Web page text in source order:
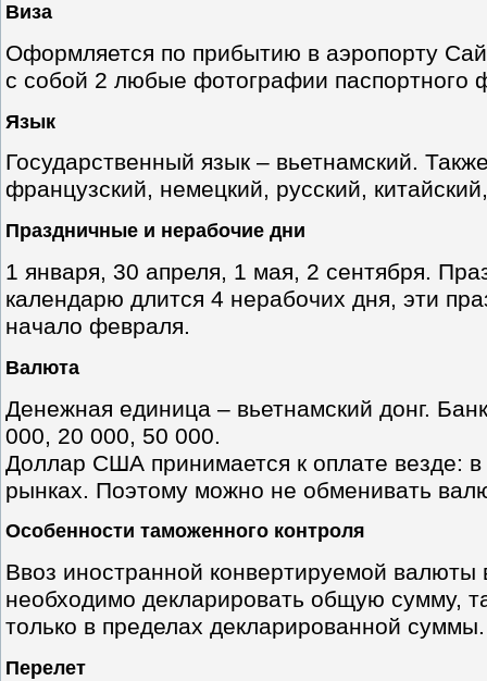
Виза
Оформляется по прибытию в аэропорту
с собой 2 любые фотографии паспортного
Язык
Государственный язык – вьетнамский.
французский, немецкий, русский,
Праздничные и нерабочие дни
1 января, 30 апреля, 1 мая, 2 сентября.
календарю длится 4 нерабочих дня, эти
начало февраля.
Валюта
Денежная единица – вьетнамский донг.
000, 20 000, 50 000.
Доллар США принимается к оплате везде:
рынках. Поэтому можно не обменивать
Особенности таможенного контроля
Ввоз иностранной конвертируемой
необходимо декларировать общую сумму,
только в пределах декларированной суммы.
Перелет